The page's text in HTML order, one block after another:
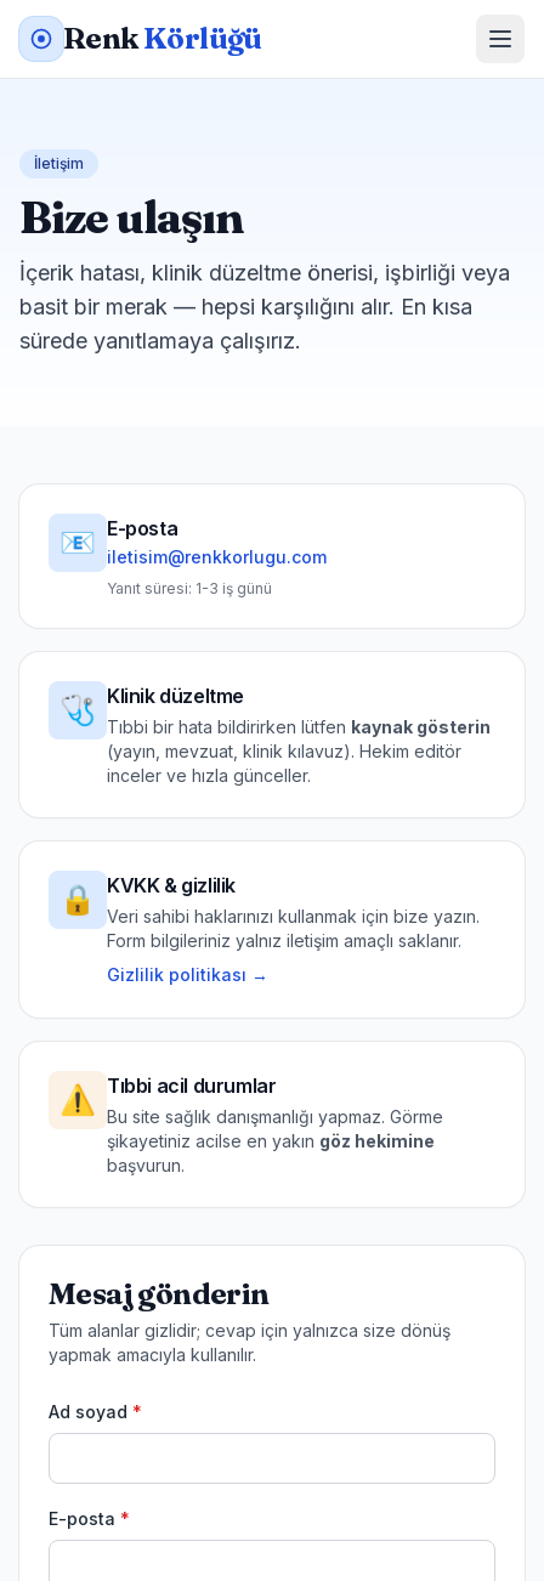
RenkKörlüğü
İletişim
Bize ulaşın
İçerik hatası, klinik düzeltme önerisi, işbirliği veya
basit bir merak — hepsi karşılığını alır. En kısa
sürede yanıtlamaya çalışırız.
📧 E-posta
iletisim@renkkorlugu.com
Yanıt süresi: 1-3 iş günü
🩺 Klinik düzeltme
Tıbbi bir hata bildirirken lütfen kaynak gösterin
(yayın, mevzuat, klinik kılavuz). Hekim editör
inceler ve hızla günceller.
🔒 KVKK & gizlilik
Veri sahibi haklarınızı kullanmak için bize yazın.
Form bilgileriniz yalnız iletişim amaçlı saklanır.
Gizlilik politikası →
⚠️ Tıbbi acil durumlar
Bu site sağlık danışmanlığı yapmaz. Görme
şikayetiniz acilse en yakın göz hekimine
başvurun.
Mesaj gönderin
Tüm alanlar gizlidir; cevap için yalnızca size dönüş
yapmak amacıyla kullanılır.
Ad soyad *
E-posta *